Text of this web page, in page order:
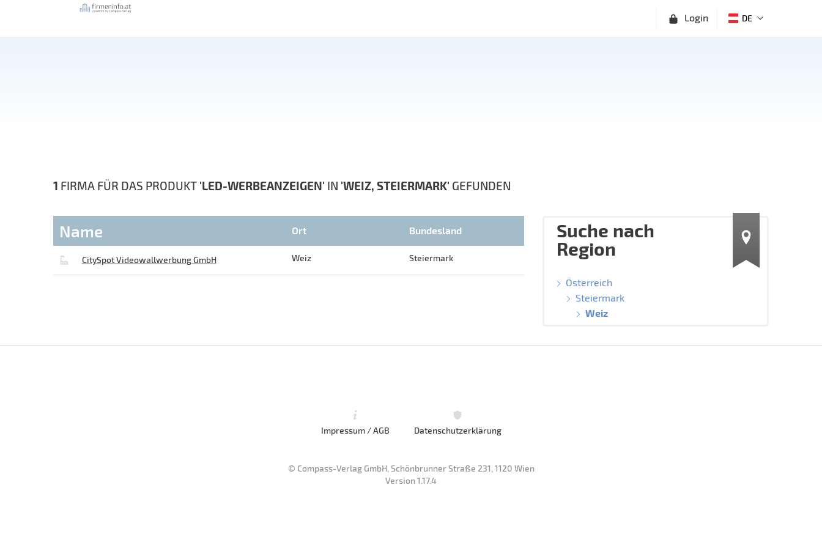
Login DE
1 FIRMA FÜR DAS PRODUKT 'LED-WERBEANZEIGEN' IN 'WEIZ, STEIERMARK' GEFUNDEN
Name Ort Bundesland
CitySpot Videowallwerbung GmbH Weiz Steiermark
Suche nach
Region
Österreich
Steiermark
Weiz
Impressum / AGB Datenschutzerklärung
© Compass-Verlag GmbH, Schönbrunner Straße 231, 1120 Wien
Version 1.17.4